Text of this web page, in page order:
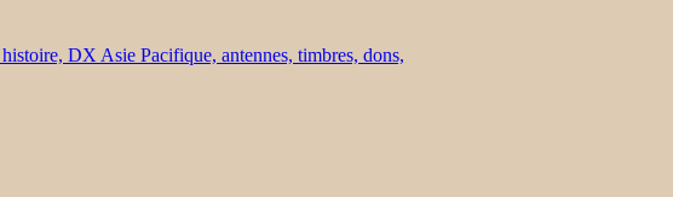
DX Asie Pacifique, antennes, timbres, dons,